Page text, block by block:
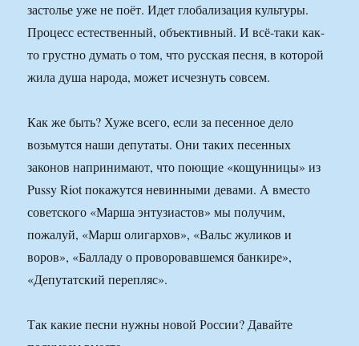
застолье уже не поёт. Идет глобализация культуры.
Процесс естественный, объективный. И всё-таки как-
то грустно думать о том, что русская песня, в которой
жила душа народа, может исчезнуть совсем.
Как же быть? Хуже всего, если за песенное дело
возьмутся наши депутаты. Они таких песенных
законов напринимают, что поющие «кощунницы» из
Pussy Riot покажутся невинными девами. А вместо
советского «Марша энтузиастов» мы получим,
пожалуй, «Марш олигархов», «Вальс жуликов и
воров», «Балладу о проворовавшемся банкире»,
«Депутатский перепляс».
Так какие песни нужны новой России? Давайте